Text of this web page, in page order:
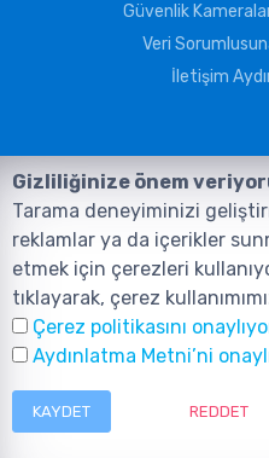
Güvenlik
Veri
İletişim
©2026, Tüm Hakları ANIL
SİSTEMLERİ SAN. TİC. LTD. ŞTİ. aittir.
Tasarım
Gizliliğinize önem
Tarama deneyiminizi
reklamlar ya da içerikler
etmek için çerezleri
tıklayarak, çerez
Çerez politikasını
Aydınlatma Metni’ni
KAYDET REDDET